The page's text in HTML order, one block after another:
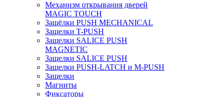
Механизм открывания дверей
MAGIC TOUCH
Защёлки PUSH MECHANICAL
Защелки T-PUSH
Защелки SALICE PUSH
MAGNETIC
Защелки SALICE PUSH
Защелки PUSH-LATCH и M-PUSH
Защелки
Магниты
Фиксаторы